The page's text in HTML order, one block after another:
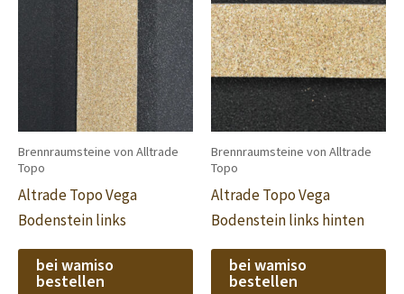
Brennraumsteine von Alltrade
Topo
Altrade Topo Vega
Bodenstein links
bei wamiso
bestellen
Brennraumsteine von Alltrade
Topo
Altrade Topo Vega
Bodenstein links hinten
bei wamiso
bestellen